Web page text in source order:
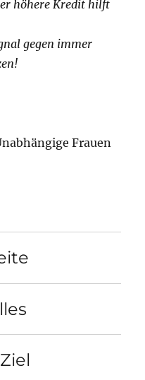
höhere Kredit hilft
gegen immer
Frauen